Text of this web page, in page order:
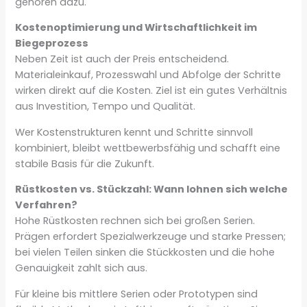
Kostenoptimierung und Wirtschaftlichkeit im
Biegeprozess
Neben Zeit ist auch der Preis entscheidend.
Materialeinkauf, Prozesswahl und Abfolge der Schritte
wirken direkt auf die Kosten. Ziel ist ein gutes Verhältnis
aus Investition, Tempo und Qualität.
Wer Kostenstrukturen kennt und Schritte sinnvoll
kombiniert, bleibt wettbewerbsfähig und schafft eine
stabile Basis für die Zukunft.
Rüstkosten vs. Stückzahl: Wann lohnen sich welche
Verfahren?
Hohe Rüstkosten rechnen sich bei großen Serien.
Prägen erfordert Spezialwerkzeuge und starke Pressen;
bei vielen Teilen sinken die Stückkosten und die hohe
Genauigkeit zahlt sich aus.
Für kleine bis mittlere Serien oder Prototypen sind